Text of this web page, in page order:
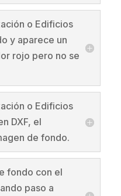
o Edificios
y aparece un
rojo pero no se
o Edificios
DXF, el
de fondo.
fondo con el
paso a